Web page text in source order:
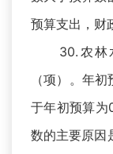
预算支出，财
30.农林水
（项）。年
于年初预算为
数的主要原因